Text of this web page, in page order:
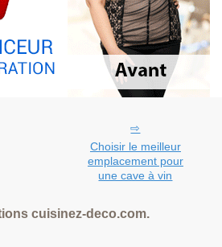
Choisir le meilleur
emplacement pour
une cave à vin
cuisinez-deco.com.